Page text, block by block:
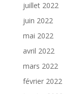
juillet 2022
juin 2022
mai 2022
avril 2022
mars 2022
février 2022